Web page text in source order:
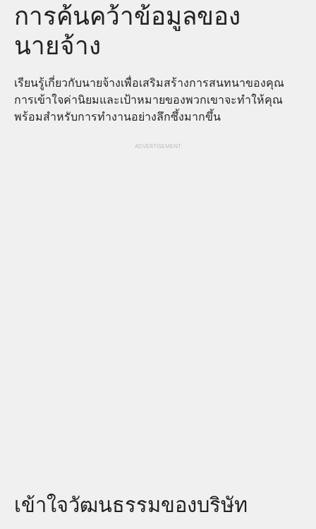
การค้นคว้าข้อมูลของ
นายจ้าง
เรียนรู้เกี่ยวกับนายจ้างเพื่อเสริมสร้างการสนทนาของคุณ
การเข้าใจค่านิยมและเป้าหมายของพวกเขาจะทำให้คุณ
พร้อมสำหรับการทำงานอย่างลึกซึ้งมากขึ้น
ADVERTISEMENT
เข้าใจวัฒนธรรมของบริษัท